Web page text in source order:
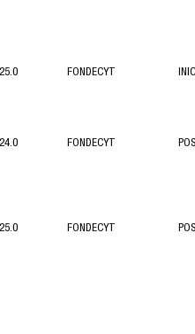
FONDECYT
FONDECYT
FONDECYT